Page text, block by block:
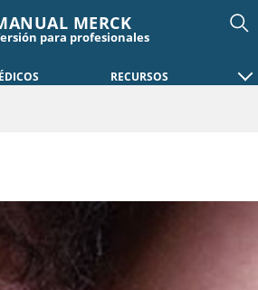
MERCK
para profesionales
RECURSOS